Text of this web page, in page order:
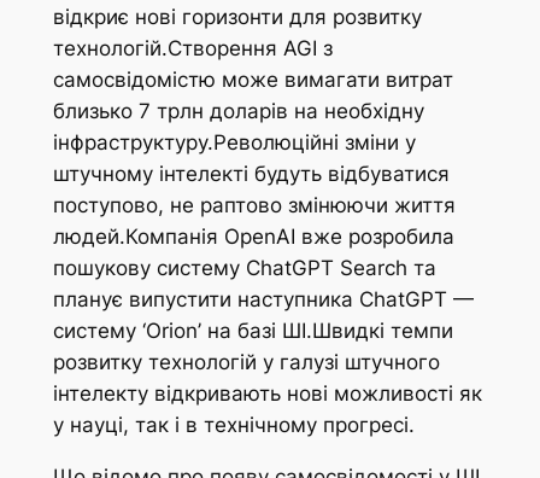
відкриє нові горизонти для розвитку
технологій.Створення AGI з
самосвідомістю може вимагати витрат
близько 7 трлн доларів на необхідну
інфраструктуру.Революційні зміни у
штучному інтелекті будуть відбуватися
поступово, не раптово змінюючи життя
людей.Компанія OpenAI вже розробила
пошукову систему ChatGPT Search та
планує випустити наступника ChatGPT —
систему ‘Оrion’ на базі ШІ.Швидкі темпи
розвитку технологій у галузі штучного
інтелекту відкривають нові можливості як
у науці, так і в технічному прогресі.